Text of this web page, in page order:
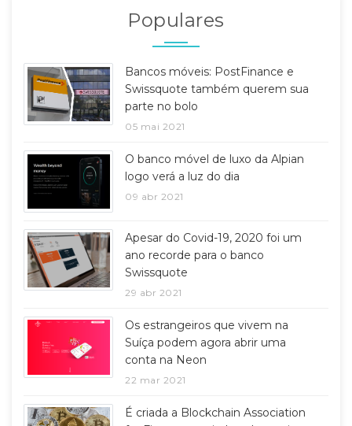
Populares
Bancos móveis: PostFinance e
Swissquote também querem sua
parte no bolo
05 mai 2021
O banco móvel de luxo da Alpian
logo verá a luz do dia
09 abr 2021
Apesar do Covid-19, 2020 foi um
ano recorde para o banco
Swissquote
29 abr 2021
Os estrangeiros que vivem na
Suíça podem agora abrir uma
conta na Neon
22 mar 2021
É criada a Blockchain Association